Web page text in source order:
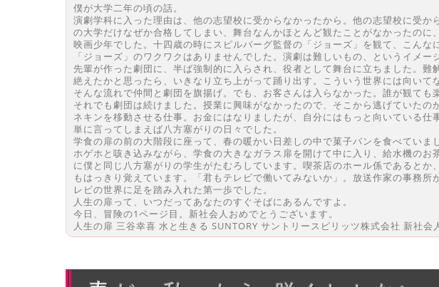
僕が大学二年の頃の話。
演劇学科に入った理由は、他の志望校に受からなかったから。他の志望校に受
の大学だけなぜか合格してしまい、舞台なんかほとんど観たことがなかったのに
映画少年でした。十四歳の時にスピルバーグ監督の「ジョーズ」を観て、こん
「ジョーズ」のワクワクはありませんでした。演劇は難しいもの、というイメ
先輩が作った劇団に、半ば強制的に入らされ、役者として舞台に立ちました。
絶えたかと思ったら、いきなり立ち上がって踊り出す。こういう世界には向いて
そんな流れで仲間と劇団を旗揚げ。でも、お客さんは入らなかった。誰が観て
それでも劇団は続けました。授業に興味がなかったので、そこから逃げていた
ネキンを移動させる仕事。お金にはなりましたが、自分にはもっと向いている
単に言ってしまえば八方塞がりの日々でした。
学食の扉の前の大階段に座って、春の暖かい日差しの中で菓子パンを食べてい
ホゲホと咳き込みながら、学食の大きなガラス扉を開けて中に入り、給水機の
に僕と同じ八方塞がりの学生がたむろしています。喫茶店のホール係であると
もはっきり覚えています。「君もテレビで働いてみないか」。放送作家の事務
レビの世界に足を踏み入れた第一歩でした。
人生の扉って、いつだってあなたのすぐそばにあるんですよ。
今日、冒険の1ページ目。新社会人おめでとうございます。
人生の扉 三谷幸喜 水と生きる SUNTORY サントリースピリッツ株式会社 新社会